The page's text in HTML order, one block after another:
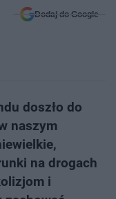
Dodaj do Google
doszło do
naszym
na drogach
i